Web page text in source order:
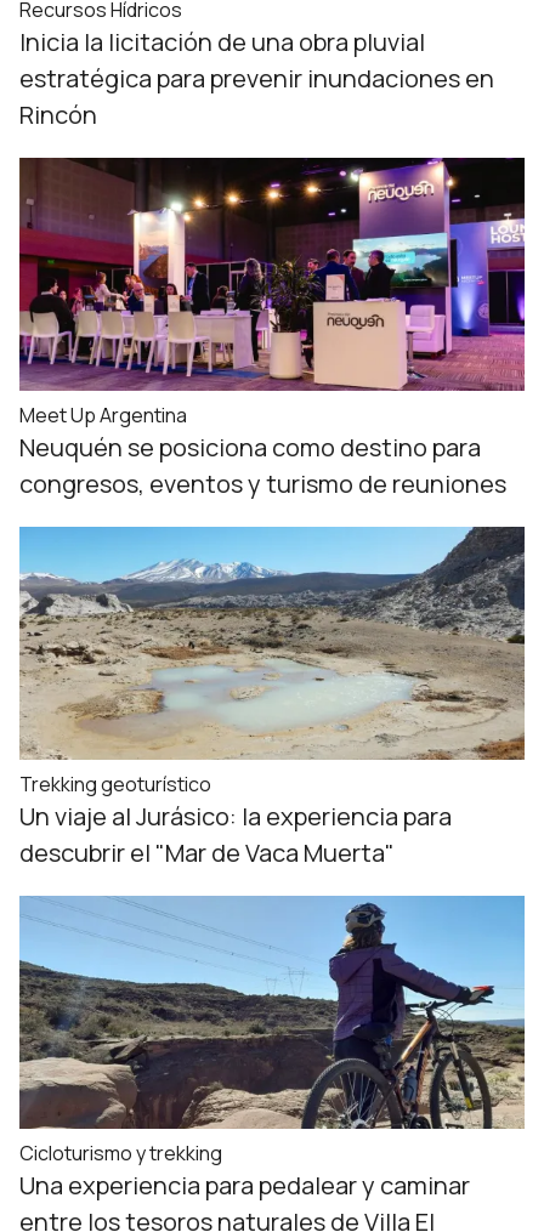
Recursos Hídricos
Inicia la licitación de una obra pluvial
estratégica para prevenir inundaciones en
Rincón
Meet Up Argentina
Neuquén se posiciona como destino para
congresos, eventos y turismo de reuniones
Trekking geoturístico
Un viaje al Jurásico: la experiencia para
descubrir el "Mar de Vaca Muerta"
Cicloturismo y trekking
Una experiencia para pedalear y caminar
entre los tesoros naturales de Villa El